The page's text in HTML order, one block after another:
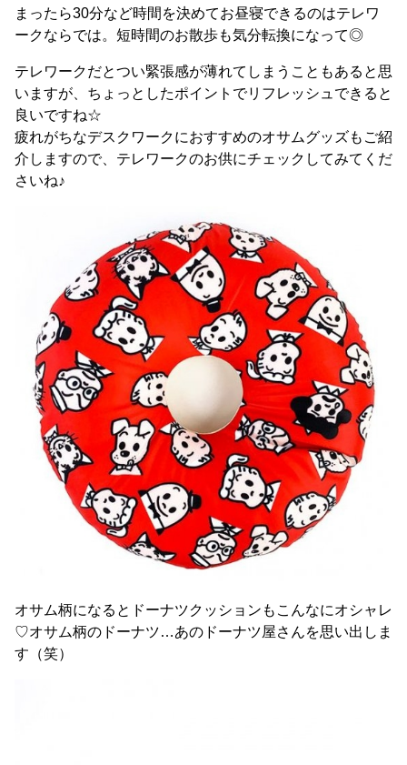
まったら30分など時間を決めてお昼寝できるのはテレワ
ークならでは。短時間のお散歩も気分転換になって◎
テレワークだとつい緊張感が薄れてしまうこともあると思
いますが、ちょっとしたポイントでリフレッシュできると
良いですね☆
疲れがちなデスクワークにおすすめのオサムグッズもご紹
介しますので、テレワークのお供にチェックしてみてくだ
さいね♪
オサム柄になるとドーナツクッションもこんなにオシャレ
♡オサム柄のドーナツ…あのドーナツ屋さんを思い出しま
す（笑）